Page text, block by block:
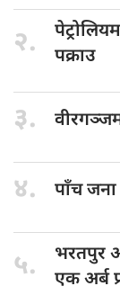
२.
पक्राउ
३.
४. पाँच जना
५. भरतपुर
एक अर्ब